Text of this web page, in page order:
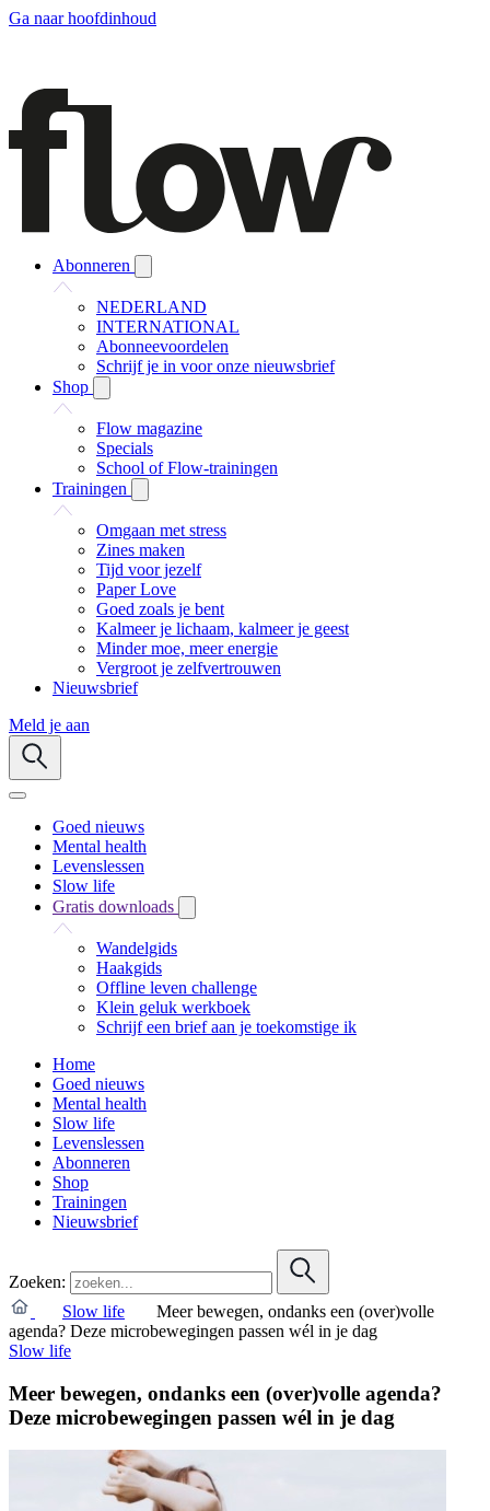
Ga naar hoofdinhoud
Abonneren
NEDERLAND
INTERNATIONAL
Abonneevoordelen
Schrijf je in voor onze nieuwsbrief
Shop
Flow magazine
Specials
School of Flow-trainingen
Trainingen
Omgaan met stress
Zines maken
Tijd voor jezelf
Paper Love
Goed zoals je bent
Kalmeer je lichaam, kalmeer je geest
Minder moe, meer energie
Vergroot je zelfvertrouwen
Nieuwsbrief
Meld je aan
Goed nieuws
Mental health
Levenslessen
Slow life
Gratis downloads
Wandelgids
Haakgids
Offline leven challenge
Klein geluk werkboek
Schrijf een brief aan je toekomstige ik
Home
Goed nieuws
Mental health
Slow life
Levenslessen
Abonneren
Shop
Trainingen
Nieuwsbrief
Zoeken:
Slow life
Meer bewegen, ondanks een (over)volle
agenda? Deze microbewegingen passen wél in je dag
Slow life
Meer bewegen, ondanks een (over)volle agenda?
Deze microbewegingen passen wél in je dag